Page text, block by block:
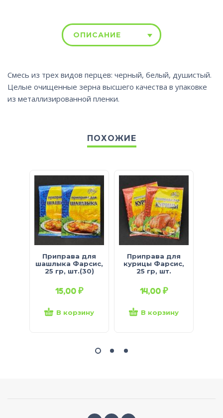
ОПИСАНИЕ
Смесь из трех видов перцев: черный, белый, душистый.
Целые очищенные зерна высшего качества в упаковке
из металлизированной пленки.
ПОХОЖИЕ
Приправа для
шашлыка Фарсис,
25 гр, шт.(30)
15,00₽
В корзину
Приправа для
курицы Фарсис,
25 гр, шт.
14,00₽
В корзину